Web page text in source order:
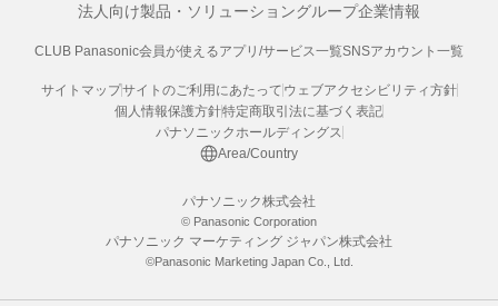
法人向け製品・ソリューショングループ企業情報
CLUB Panasonic会員が使えるアプリ/サービス一覧SNSアカウント一覧
サイトマップサイトのご利用にあたって ウェブアクセシビリティ方針
個人情報保護方針特定商取引法に基づく表記
パナソニックホールディングス
Area/Country
パナソニック株式会社
© Panasonic Corporation
パナソニック マーケティング ジャパン株式会社
©Panasonic Marketing Japan Co., Ltd.